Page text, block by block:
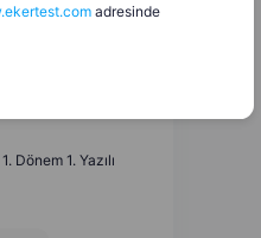
Dönem 1. Yazılı
adresinde